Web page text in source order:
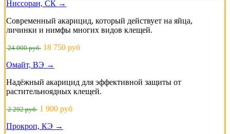
Ниссоран, СК →
Современный акарицид, который действует на яйца,
личинки и нимфы многих видов клещей.
24 000 руб 18 750 руб
Омайт, ВЭ →
Надёжный акарицид для эффективной защиты от
растительноядных клещей.
2 292 руб 1 900 руб
Прокроп, КЭ →